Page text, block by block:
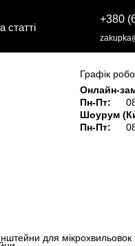
статті
+380
Графік
Онлайн-
Пн-Пт:
Шоурум
Пн-Пт:
для мікрохвильовок